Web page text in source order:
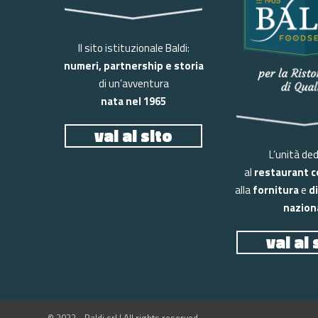
Il sito istituzionale Baldi:
numeri, partnership e storia
di un’avventura
nata nel 1965
vai al sito
L’unità
al restaurant
allaforniturae
vai al